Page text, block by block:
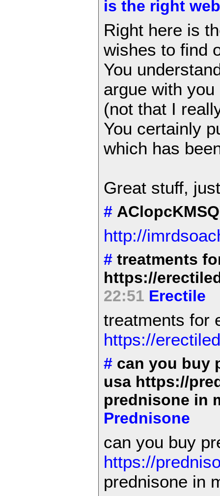
is the right
Right here is
wishes to find
You
argue with you
(not that I
You certainly
which has
Great stuff,
#
http://
# treatments
https://
22:51 Erectile
treatments for
https://
# can you buy
usa https://
prednisone in
Prednisone
can you buy
https://
prednisone in